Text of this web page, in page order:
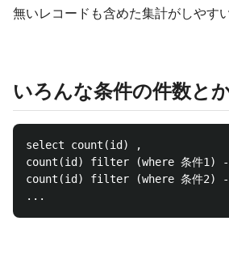
無いレコードも含めた集計がしやすい
いろんな条件の件数と
select count(id) ,
count(id) filter (where 条件1) --
count(id) filter (where 条件2) --